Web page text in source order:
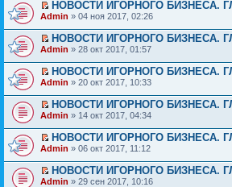
НОВОСТИ ИГОРНОГО БИЗНЕСА.
Admin » 04 ноя 2017, 02:26
НОВОСТИ ИГОРНОГО БИЗНЕСА.
Admin » 28 окт 2017, 01:57
НОВОСТИ ИГОРНОГО БИЗНЕСА.
Admin » 20 окт 2017, 10:33
НОВОСТИ ИГОРНОГО БИЗНЕСА.
Admin » 14 окт 2017, 04:34
НОВОСТИ ИГОРНОГО БИЗНЕСА.
Admin » 06 окт 2017, 11:12
НОВОСТИ ИГОРНОГО БИЗНЕСА.
Admin » 29 сен 2017, 10:16